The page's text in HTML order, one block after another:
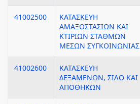
41002500
ΚΑΤΑΣΚΕΥΗ
ΑΜΑΞΟΣΤΑΣΙΩΝ ΚΑΙ
ΚΤΙΡΙΩΝ ΣΤΑΘΜΩΝ
ΜΕΣΩΝ ΣΥΓΚΟΙΝΩΝΙΑΣ
41002600
ΚΑΤΑΣΚΕΥΗ
ΔΕΞΑΜΕΝΩΝ, ΣΙΛΟ ΚΑΙ
ΑΠΟΘΗΚΩΝ